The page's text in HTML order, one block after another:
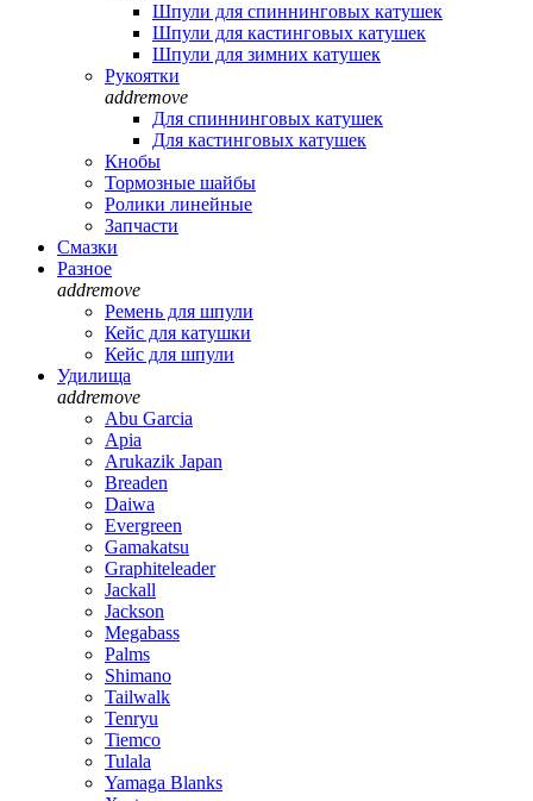
Шпули для спиннинговых катушек
Шпули для кастинговых катушек
Шпули для зимних катушек
Рукоятки
addremove
Для спиннинговых катушек
Для кастинговых катушек
Кнобы
Тормозные шайбы
Ролики линейные
Запчасти
Смазки
Разное
addremove
Ремень для шпули
Кейс для катушки
Кейс для шпули
Удилища
addremove
Abu Garcia
Apia
Arukazik Japan
Breaden
Daiwa
Evergreen
Gamakatsu
Graphiteleader
Jackall
Jackson
Megabass
Palms
Shimano
Tailwalk
Tenryu
Tiemco
Tulala
Yamaga Blanks